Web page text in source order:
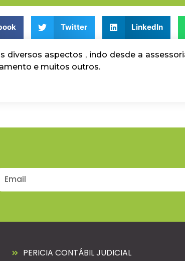
Twitter LinkedIn
diversos aspectos , indo desde a
e muitos outros.
PERICIA CONTÁBIL JUDICIAL